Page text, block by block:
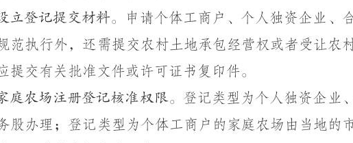
立登记提交材料。
申请个体工商户、个人独资企业、
范执行外，还需提交农村土地承包经营权或者受让农
提交有关批准文件或许可证书复印件。
庭农场注册登记核准权限。 登记类型为个人独资企业
股办理；登记类型为个体工商户的家庭农场由当地的